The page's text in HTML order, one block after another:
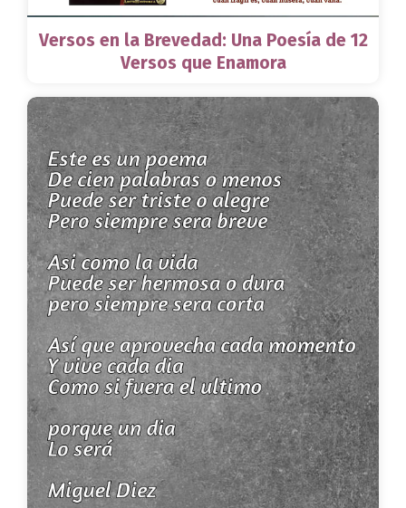
Versos en la Brevedad: Una Poesía de 12
Versos que Enamora